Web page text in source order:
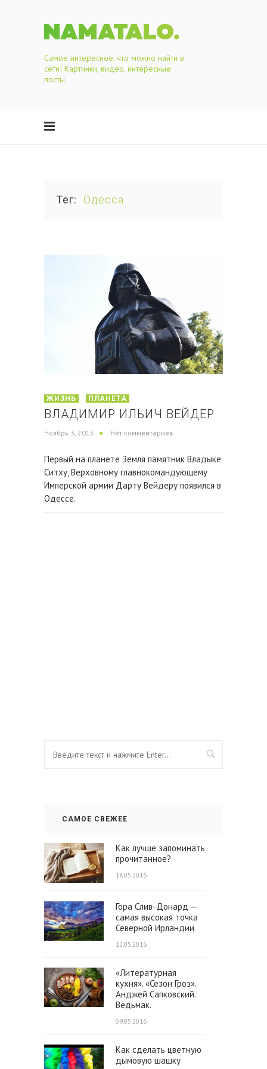
Самое интересное, что можно найти в
сети! Картинки, видео, интересные
посты.
Тег Одесса
ЖИЗНЬ ПЛАНЕТА
ВЛАДИМИР ИЛЬИЧ ВЕЙДЕР
Ноябрь 3, 2015 Нет комментариев
Первый на планете Земля памятник Владыке
Ситху, Верховному главнокомандующему
Имперской армии Дарту Вейдеру появился в
Одессе.
САМОЕ СВЕЖЕЕ
Как лучше запоминать
прочитанное?
18.05.2016
Гора Слив-Донард —
самая высокая точка
Северной Ирландии
12.05.2016
«Литературная
кухня». «Сезон Гроз».
Анджей Сапковский.
Ведьмак.
09.05.2016
Как сделать цветную
дымовую шашку